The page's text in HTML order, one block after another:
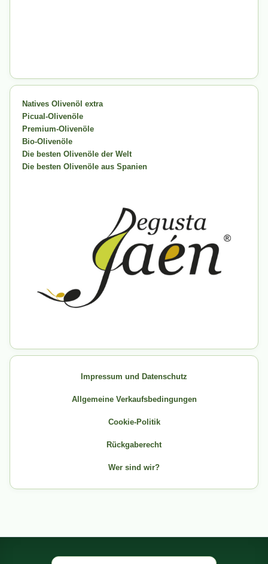
Natives Olivenöl extra
Picual-Olivenöle
Premium-Olivenöle
Bio-Olivenöle
Die besten Olivenöle der Welt
Die besten Olivenöle aus Spanien
Impressum und Datenschutz
Allgemeine Verkaufsbedingungen
Cookie-Politik
Rückgaberecht
Wer sind wir?